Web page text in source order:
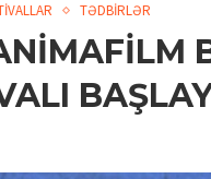
TƏDBİRLƏR